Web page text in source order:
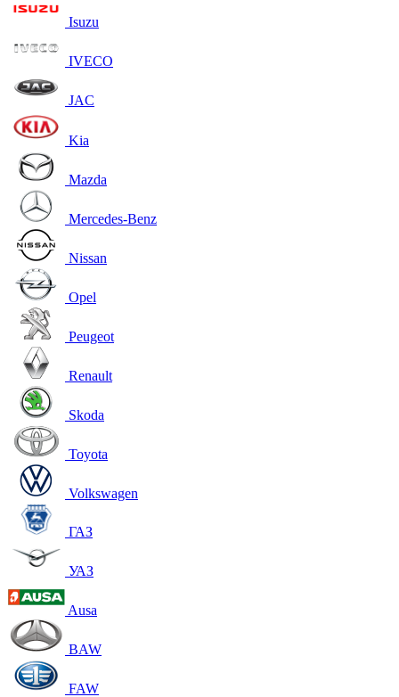
Isuzu
IVECO
JAC
Kia
Mazda
Mercedes-Benz
Nissan
Opel
Peugeot
Renault
Skoda
Toyota
Volkswagen
ГАЗ
УАЗ
Ausa
BAW
FAW